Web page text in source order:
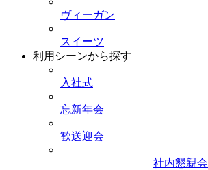
ヴィーガン
スイーツ
利用シーンから探す
入社式
忘新年会
歓送迎会
社内懇親会